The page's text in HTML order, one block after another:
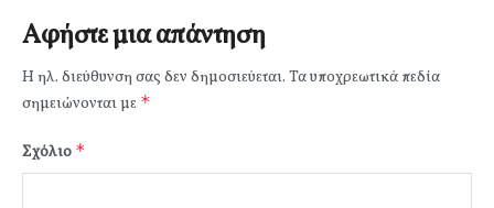
Αφήστε μια απάντηση
Η ηλ. διεύθυνση σας δεν δημοσιεύεται. Τα υποχρεωτικά πεδία
σημειώνονται με *
Σχόλιο *